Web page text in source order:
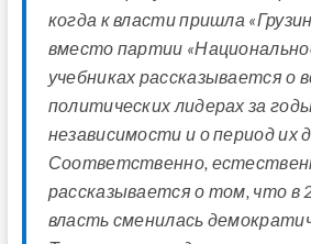
когда к власти пришла
вместо партии
учебниках рассказывается о
политических лидерах за
независимости и о период их
Соответственно,
рассказывается о том, что в
власть сменилась